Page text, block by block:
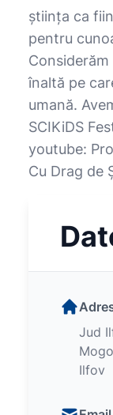
știința ca
pentru
înaltă pe
umană.
SCIKiDS
youtube:
Cu Drag de
Jud
Ilfov